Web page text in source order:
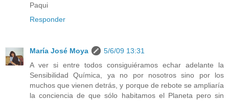
Paqui
Responder
María José Moya
5/6/09 13:31
A ver si entre todos consiguiéramos echar adelante la
Sensibilidad Química, ya no por nosotros sino por los
muchos que vienen detrás, y porque de rebote se ampliaría
la conciencia de que sólo habitamos el Planeta pero sin